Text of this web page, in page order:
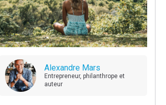
Alexandre Mars
Entrepreneur, philanthrope et
auteur